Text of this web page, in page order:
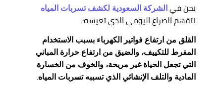
نحن في الشركة السعودية لكشف تسربات المياه
نتفهم الصراع اليومي الذي تعيشه:
القلق من ارتفاع فواتير الكهرباء بسبب الاستخدام
المفرط للتكييف، والضيق من ارتفاع حرارة المباني
التي تجعل الحياة غير مريحة، والخوف من الخسارة
المادية والتلف الإنشائي الذي تسببه تسربات المياه.